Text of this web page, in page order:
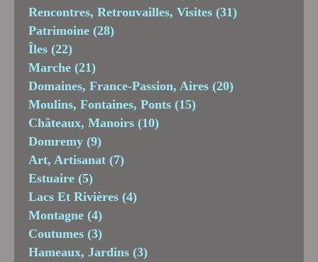
Rencontres, Retrouvailles, Visites (31)
Patrimoine (28)
Îles (22)
Marche (21)
Domaines, France-Passion, Aires (20)
Moulins, Fontaines, Ponts (15)
Châteaux, Manoirs (10)
Domremy (9)
Art, Artisanat (7)
Estuaire (5)
Lacs Et Rivières (4)
Montagne (4)
Coutumes (3)
Hameaux, Jardins (3)